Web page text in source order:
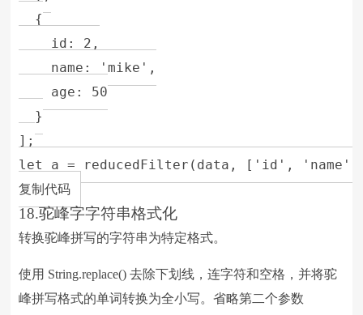
  {
    id: 2,
    name: 'mike',
    age: 50
  }
];
let a = reducedFilter(data, ['id',
复制代码
18.驼峰字字符串格式化
转换驼峰拼写的字符串为特定格式。
使用 String.replace() 去除下划线，连字符和空格，并将驼
峰拼写格式的单词转换为全小写。省略第二个参数